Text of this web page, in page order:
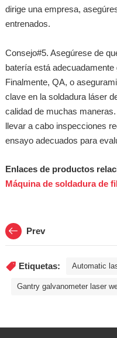
dirige una empresa,
entrenados.
Consejo#5. Asegúrese de
batería está adecuadamente
Finalmente, QA, o
clave en la soldadura láser
calidad de muchas
llevar a cabo inspecciones
ensayo adecuados para
Enlaces de productos
Máquina de soldadura de
Prev
Etiquetas: Automatic
Gantry galvanometer laser